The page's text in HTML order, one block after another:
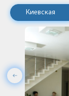
Киевская